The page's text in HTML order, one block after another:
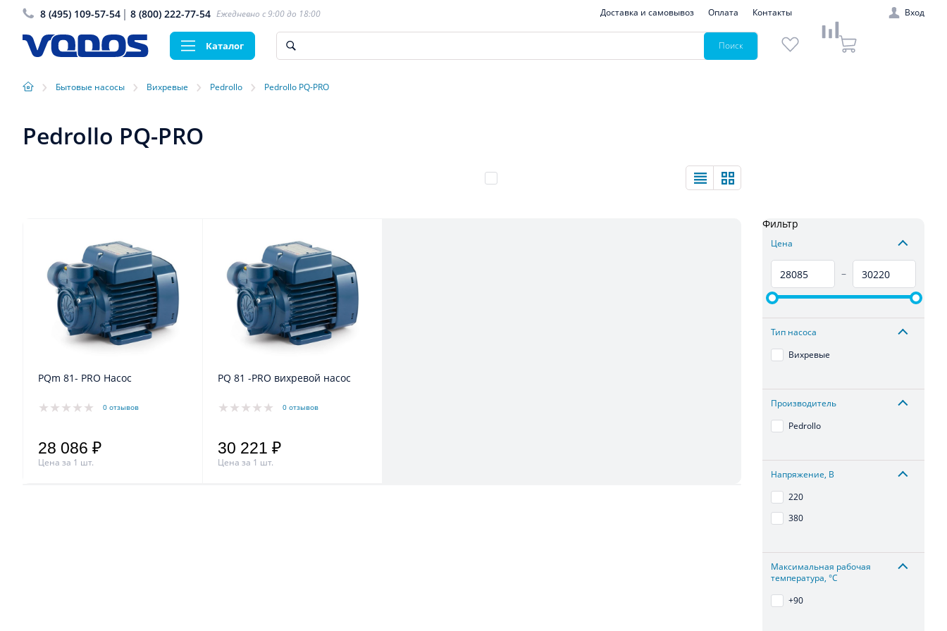
8 (495) 109-57-54 8 (800) 222-77-54 Ежедневно с 9:00 до 18:00 Доставка и самовывоз Оплата Контакты Вход
Каталог Поиск
› Бытовые насосы › Вихревые › Pedrollo › Pedrollo PQ-PRO
Pedrollo PQ-PRO
PQm 81- PRO Насос
0 отзывов
28 086 ₽
Цена за 1 шт.
PQ 81 -PRO вихревой насос
0 отзывов
30 221 ₽
Цена за 1 шт.
Фильтр
Цена
–
Тип насоса
Вихревые
Производитель
Pedrollo
Напряжение, В
220
380
Максимальная рабочая
температура, °С
+90